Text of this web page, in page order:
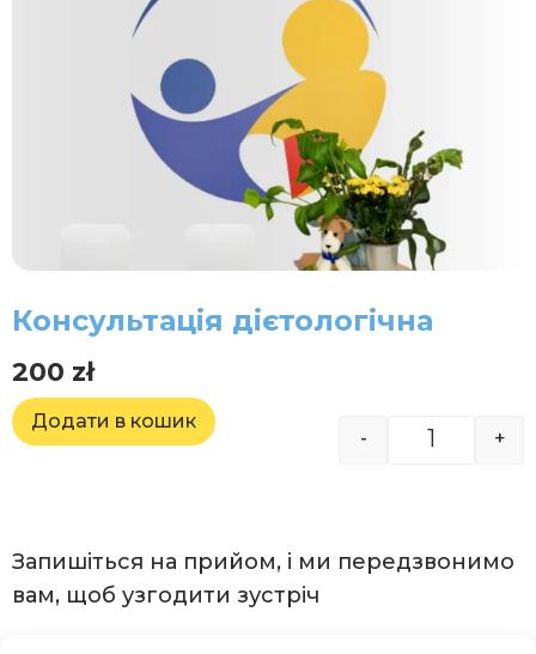
Консультація дієтологічна
200 zł
- +
Додати в кошик
Запишіться на прийом, і ми передзвонимо
вам, щоб узгодити зустріч